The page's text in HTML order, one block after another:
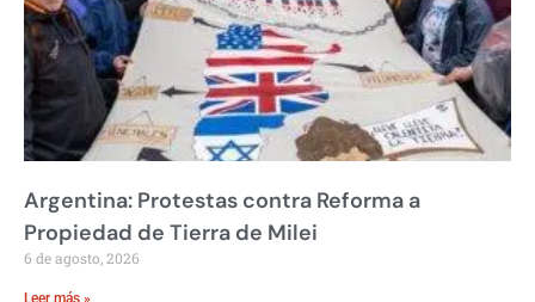
Argentina: Protestas contra Reforma a
Propiedad de Tierra de Milei
6 de agosto, 2026
Leer más »